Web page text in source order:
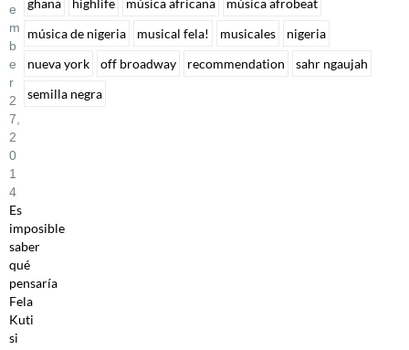
E
M
B
E
R
2
7,
2
0
1
4
Es
imposible
saber
qué
pensaría
Fela
Kuti
si
ghana
highlife música africana
música afrobeat
música de nigeria
musical fela! musicales
nigeria
nueva york
off broadway recommendation
sahr ngaujah
semilla negra